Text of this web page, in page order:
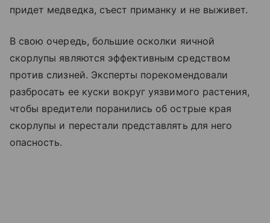
придет медведка, съест приманку и не выживет.
В свою очередь, большие осколки яичной
скорлупы являются эффективным средством
против слизней. Эксперты порекомендовали
разбросать ее куски вокруг уязвимого растения,
чтобы вредители поранились об острые края
скорлупы и перестали представлять для него
опасность.